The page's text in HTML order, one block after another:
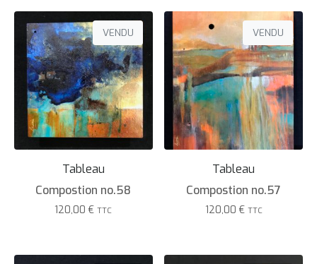
VENDU
Tableau
Compostion no.58
120,00€ TTC
VENDU
Tableau
Compostion no.57
120,00 € TTC